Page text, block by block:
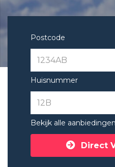
Postcode
Huisnummer
Bekijk alle aanbiedingen
Direct